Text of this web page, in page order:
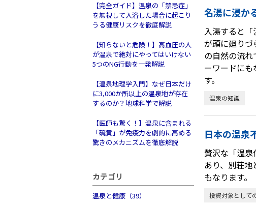
【完全ガイド】温泉の「禁忌症」
を無視して入浴した場合に起こり
うる健康リスクを徹底解説
【知らないと危険！】高血圧の人
が温泉で絶対にやってはいけない
5つのNG行動を一発解説
【温泉地理学入門】なぜ日本だけ
に3,000か所以上の温泉地が存在
するのか？地球科学で解説
【医師も驚く！】温泉に含まれる
「硫黄」が免疫力を劇的に高める
驚きのメカニズムを徹底解説
カテゴリ
温泉と健康（39）
名湯に浸か
入湯すると
が頭に廻り
の自然の流
ーワードに
す。
温泉の知識
日本の温泉
贅沢な「温
あり、別荘
もなります。
投資対象として